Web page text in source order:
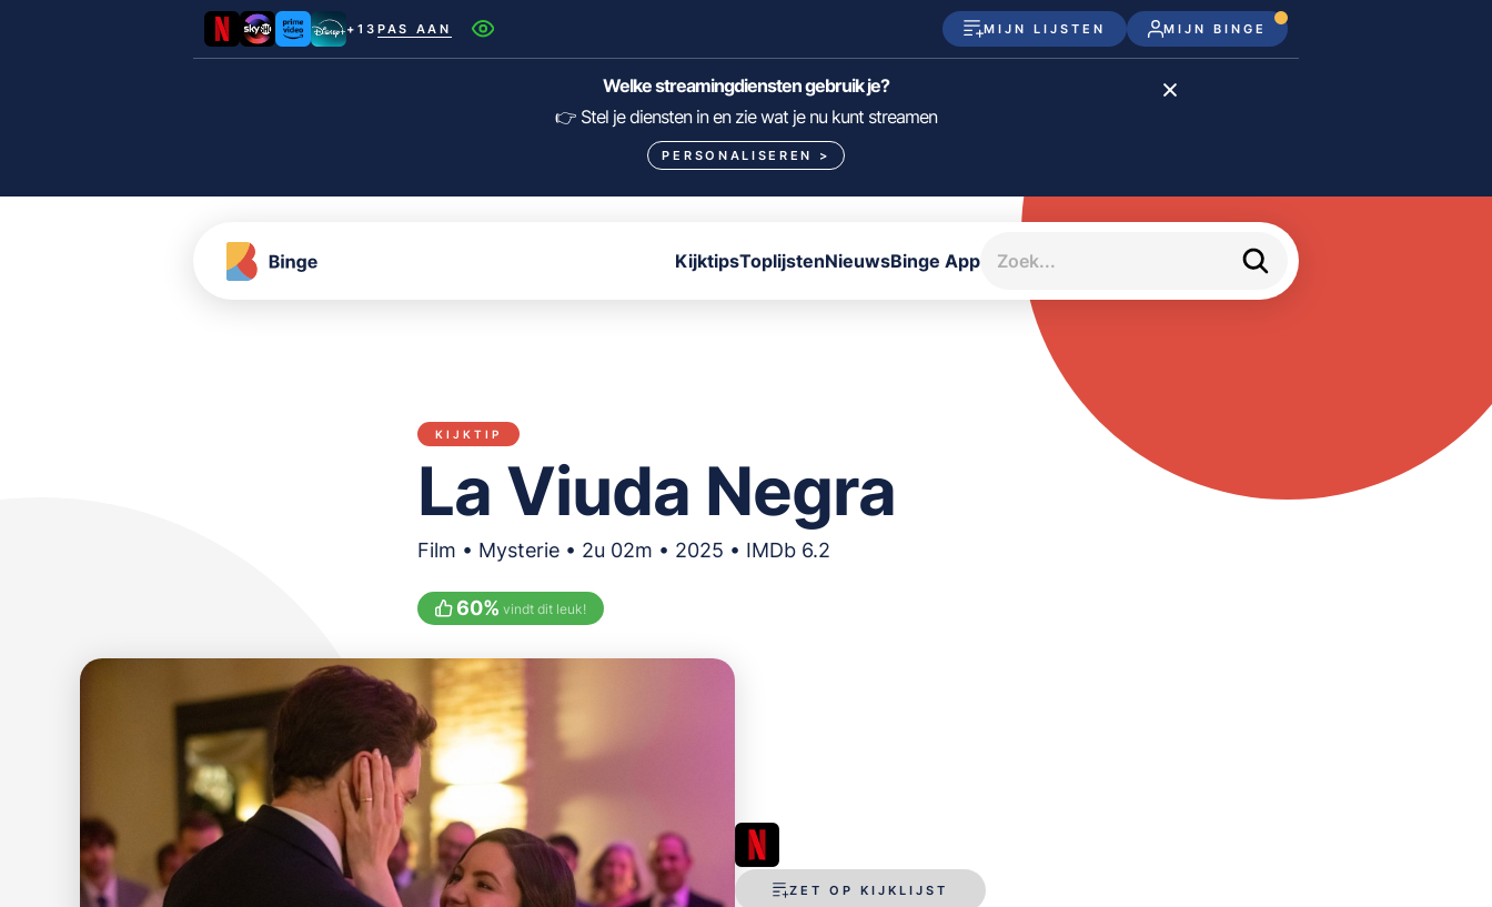
+13 PAS AAN MIJN LIJSTEN MIJN BINGE
Netflix SkyShowtime Prime Video Disney+
HBO Max NPO Start
Pathé Thuis
meJane
Welke streamingdiensten gebruik je?
👉 Stel je diensten in en zie wat je nu kunt streamen
PERSONALISEREN >
KijktipsToplijstenNieuwsBinge App
KIJKTIP
La Viuda Negra
Film • Mysterie • 2u 02m • 2025 • IMDb 6.2
60% vindt dit leuk!
ZET OP KIJKLIJST